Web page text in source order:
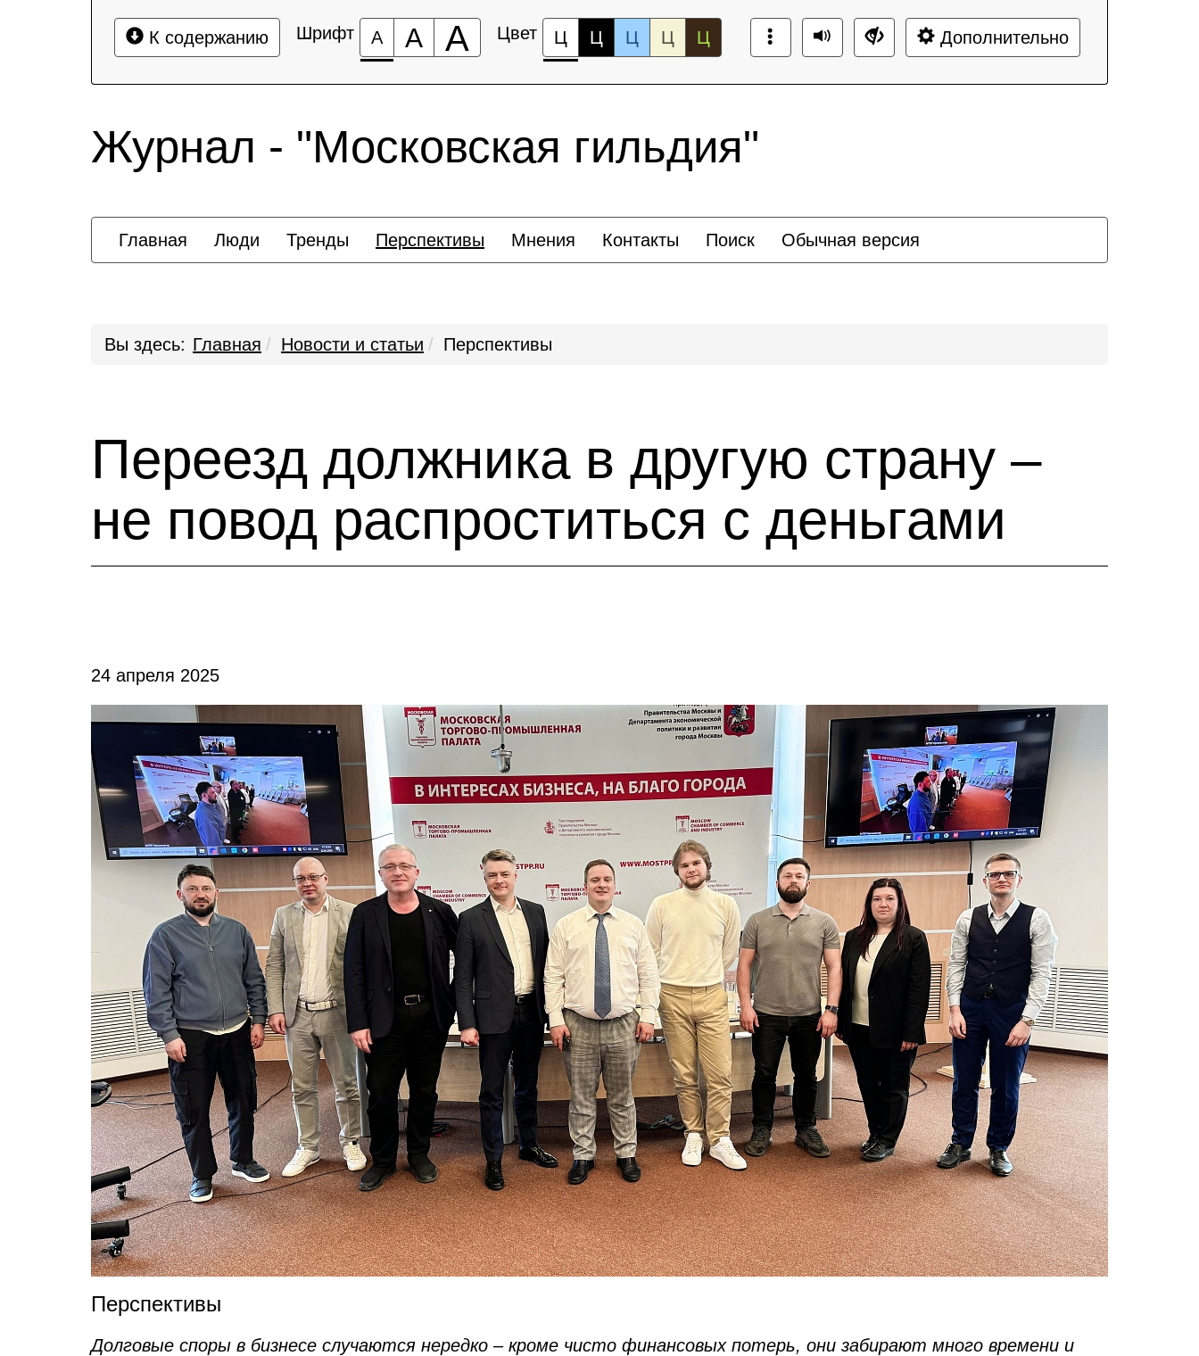
К содержанию Шрифт А А А Цвет Ц Ц Ц Ц Ц Дополнительно
Журнал - "Московская гильдия"
Главная Люди Тренды Перспективы Мнения Контакты Поиск Обычная версия
Вы здесь: Главная Новости и статьи Перспективы
Переезд должника в другую страну –
не повод распроститься с деньгами
24 апреля 2025
Перспективы
Долговые споры в бизнесе случаются нередко – кроме чисто финансовых потерь, они забирают много времени и